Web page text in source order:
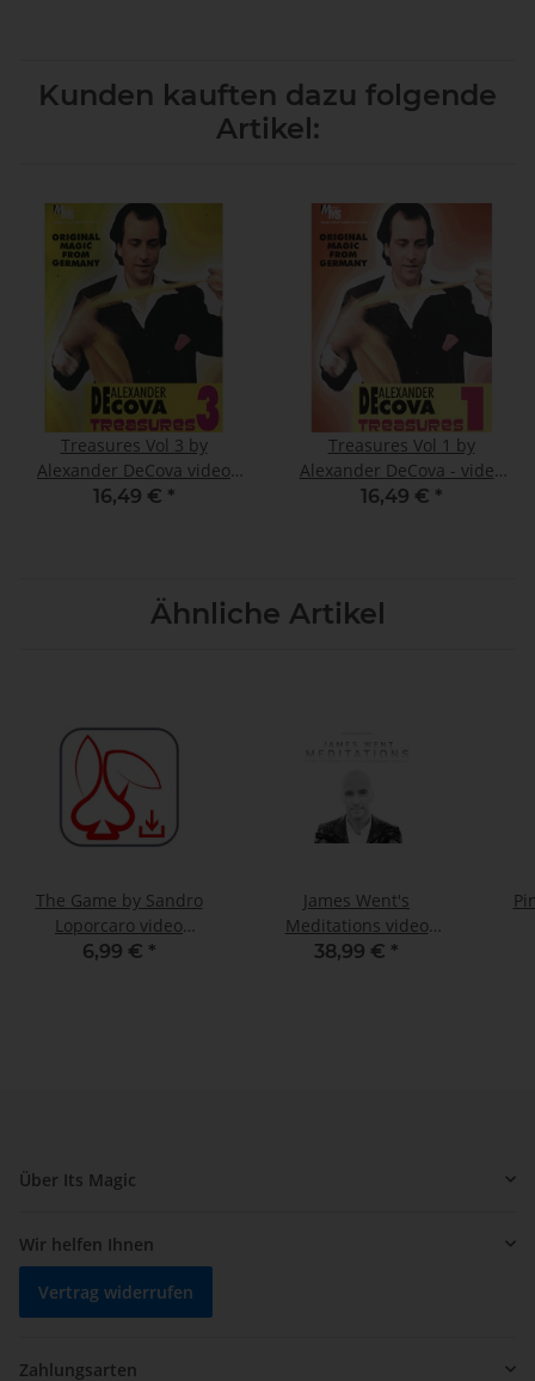
Kunden kauften dazu folgende
Artikel:
Treasures Vol 3 by
Alexander DeCova video
DOWNLOAD
16,49 € *
Treasures Vol 1 by
Alexander DeCova - video
DOWNLOAD
16,49 € *
Ähnliche Artikel
The Game by Sandro
Loporcaro video
DOWNLOAD
6,99 € *
James Went's
Meditations video
DOWNLOAD
38,99 € *
Über Its Magic
Wir helfen Ihnen
Vertrag widerrufen
Zahlungsarten